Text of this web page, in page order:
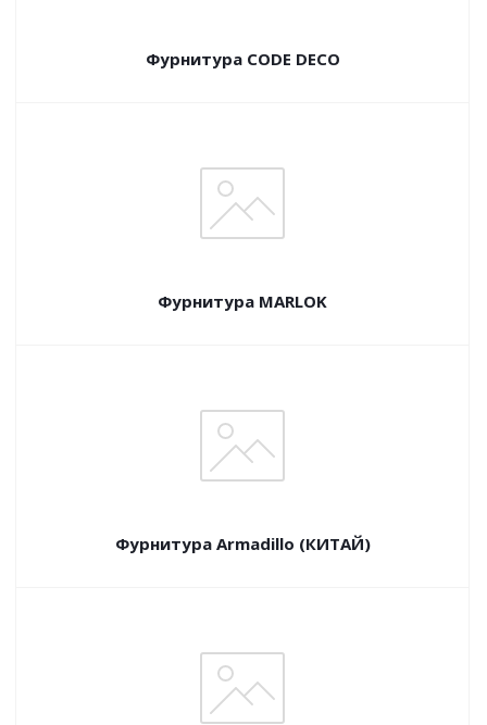
Фурнитура CODE DECO
Фурнитура MARLOK
Фурнитура Armadillo (КИТАЙ)